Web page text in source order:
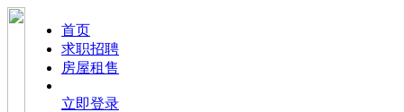
⾸⻚
求职招聘
房屋租售
立即登录